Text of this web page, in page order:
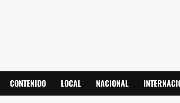
CONTENIDO LOCAL NACIONAL